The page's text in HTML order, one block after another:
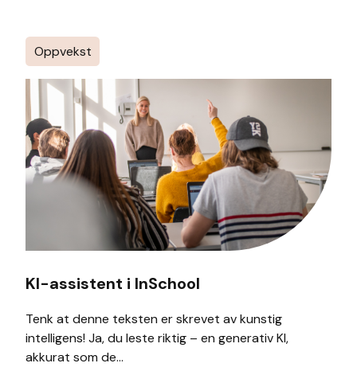
Oppvekst
KI-assistent i InSchool
Tenk at denne teksten er skrevet av kunstig
intelligens! Ja, du leste riktig – en generativ KI,
akkurat som de...